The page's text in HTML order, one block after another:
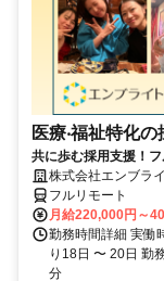
医療‧福祉特化
共に歩む採用支援！
株式会社エンブラ
フルリモート
月給220,000円～
勤務時間詳細 実働
り18日 〜 20日 勤
分